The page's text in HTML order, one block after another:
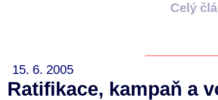
Celý
15. 6. 2005
Ratifikace, kampaň a